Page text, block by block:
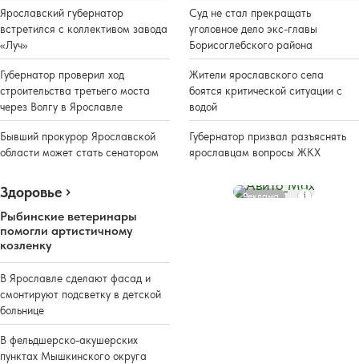
Ярославский губернатор
встретился с коллективом завода
«Луч»
Губернатор проверил ход
строительства третьего моста
через Волгу в Ярославле
Бывший прокурор Ярославской
области может стать сенатором
Суд не стал прекращать
уголовное дело экс-главы
Борисоглебского района
Жители ярославского села
боятся критической ситуации с
водой
Губернатор призвал разъяснять
ярославцам вопросы ЖКХ
Здоровье
Рыбинские ветеринары
помогли артистичному
козленку
В Ярославле сделают фасад и
смонтируют подсветку в детской
больнице
В фельдшерско-акушерских
пунктах Мышкинского округа
Реклама